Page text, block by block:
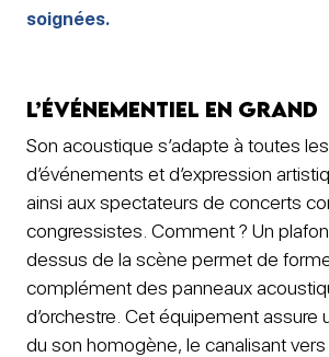
soignées.
L’événementiel en grand
Son acoustique s’adapte à toutes
d’événements et d’expression
ainsi aux spectateurs de concerts
congressistes. Comment ? Un
dessus de la scène permet de
complément des panneaux
d’orchestre. Cet équipement assure
du son homogène, le canalisant vers